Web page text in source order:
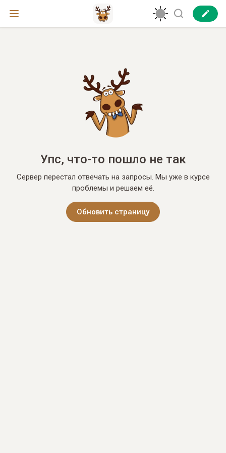
Упс, что-то пошло не так
Сервер перестал отвечать на запросы. Мы уже в курсе
проблемы и решаем её.
Обновить страницу